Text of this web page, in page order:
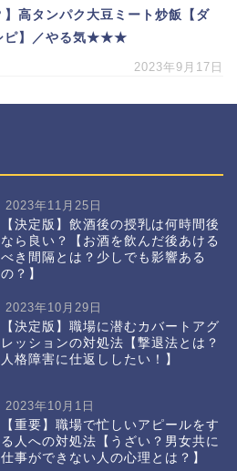
】高タンパク大豆ミート炒飯【ダ
ピ】／やる気★★★
2023年9月17日
2023年11月25日
【決定版】飲酒後の授乳は何時間後
なら良い？【お酒を飲んだ後あける
べき間隔とは？少しでも影響ある
の？】
2023年10月29日
【決定版】職場に潜むカバートアグ
レッションの対処法【撃退法とは？
人格障害に仕返ししたい！】
2023年10月1日
【重要】職場で忙しいアピールをす
る人への対処法【うざい？男女共に
仕事ができない人の心理とは？】